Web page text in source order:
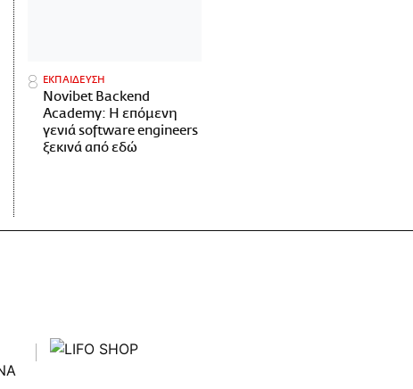
ΕΚΠΑΙΔΕΥΣΗ
Novibet Backend
Academy: Η επόμενη
γενιά software engineers
ξεκινά από εδώ